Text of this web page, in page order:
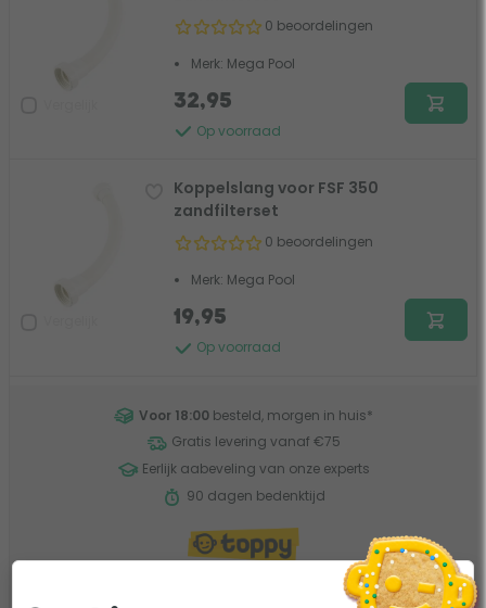
0 beoordelingen
Merk: Mega Pool
Op voorraad
32,95
Koppelslang voor FSF 350
zandfilterset
0 beoordelingen
Merk: Mega Pool
Op voorraad
19,95
Voor 18:00 besteld, morgen in huis*
Gratis levering vanaf €75
Eerlijk aabeveling van onze experts
90 dagen bedenktijd